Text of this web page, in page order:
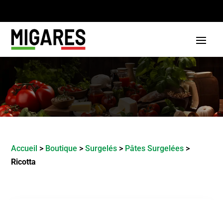
Accueil > Boutique >Surgelés > Pâtes Surgelées >
Ricotta